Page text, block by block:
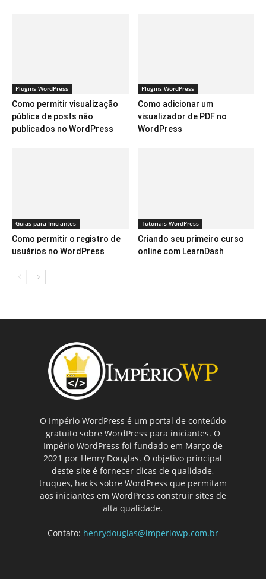
Plugins WordPress
Como permitir visualização
pública de posts não
publicados no WordPress
Plugins WordPress
Como adicionar um
visualizador de PDF no
WordPress
Guias para Iniciantes
Como permitir o registro de
usuários no WordPress
Tutoriais WordPress
Criando seu primeiro curso
online com LearnDash
O Império WordPress é um portal de conteúdo
gratuito sobre WordPress para iniciantes. O
Império WordPress foi fundado em Março de
2021 por Henry Douglas. O objetivo principal
deste site é fornecer dicas de qualidade,
truques, hacks sobre WordPress que permitam
aos iniciantes em WordPress construir sites de
alta qualidade.
Contato: henrydouglas@imperiowp.com.br